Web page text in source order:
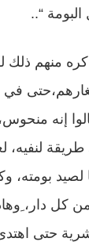
البومة “..
كره منهم ذلك
صغارهم،حتى
إنه
طريقة لنفيه،
بومته،
كل دار،
حتى